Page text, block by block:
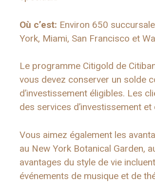
Où c’est: Environ 650
York, Miami, San Francisco et
Le programme Citigold de
vous devez conserver un solde
d’investissement éligibles. Les
des services d’investissement
Vous aimez également les
au New York Botanical Garden,
avantages du style de vie
événements de musique et de